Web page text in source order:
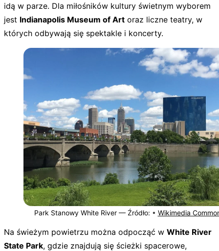
idą w parze. Dla miłośników kultury świetnym wyborem
jest Indianapolis Museum of Art oraz liczne teatry, w
których odbywają się spektakle i koncerty.
Park Stanowy White River — Źródło: • Wikimedia
Na świeżym powietrzu można odpocząć w White River
State Park, gdzie znajdują się ścieżki spacerowe,